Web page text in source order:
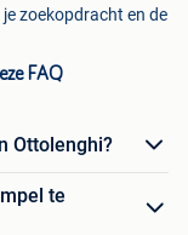
zoekopdracht en de
FAQ
Ottolenghi?
te